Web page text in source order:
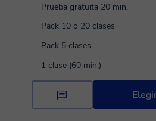
Prueba gratuita 20 min.
Pack 10 o 20 clases
Pack 5 clases
1 clase (60 min.)